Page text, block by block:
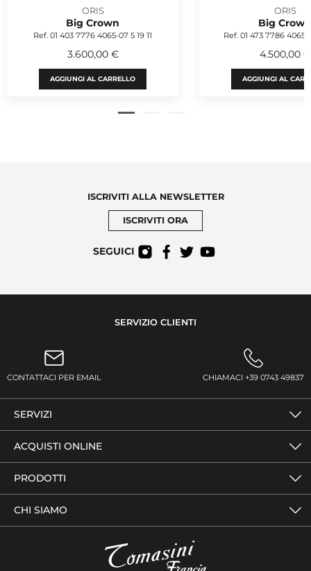
ORIS
Big Crown
Ref. 01 403 7776 4065-07 5 19 11
3.600,00 €
AGGIUNGI AL CARRELLO
ORIS
Big
Ref. 01 473 7786 4065-
4.500,00 €
AGGIUNGI AL
ISCRIVITI ALLA NEWSLETTER
ISCRIVITI ORA
SEGUICI
SERVIZIO CLIENTI
CONTATTACI PER EMAIL CHIAMACI +39 0743 49837
SERVIZI
ACQUISTI ONLINE
PRODOTTI
CHI SIAMO